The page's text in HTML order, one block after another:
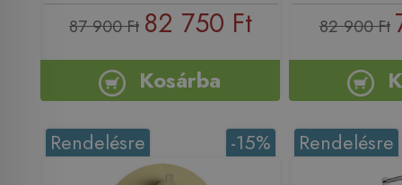
87 900 Ft 82 750 Ft
Kosárba
82 900 Ft
-15%
Rendelésre Rendelésre